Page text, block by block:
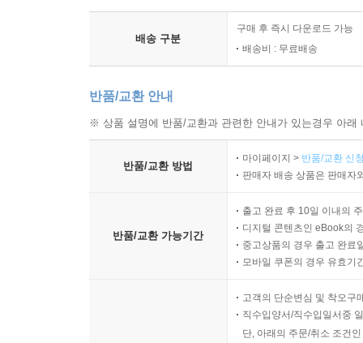
배송 구분
구매 후 즉시 다운로드 가능
배송비 : 무료배송
반품/교환 안내
※ 상품 설명에 반품/교환과 관련한 안내가 있는경우 아
반품/교환 방법
마이페이지 > 반품/교환 신
판매자 배송 상품은 판매자
반품/교환 가능기간
출고 완료 후 10일 이내의
디지털 콘텐츠인 eBook의
중고상품의 경우 출고 완료
모바일 쿠폰의 경우 유효기
고객의 단순변심 및 착오구
직수입양서/직수입일서중
단, 아래의 주문/취소 조건